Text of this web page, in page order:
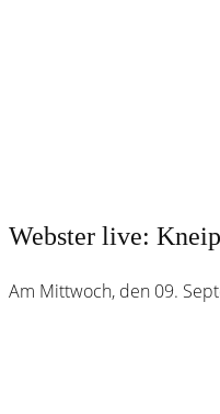
Webster live:
Am Mittwoch, den 09.